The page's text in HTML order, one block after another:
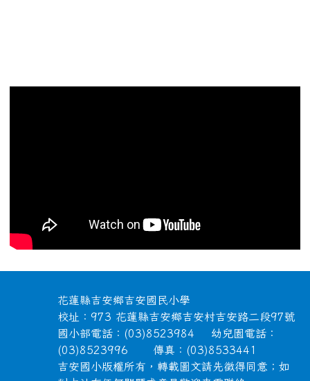
頁尾區域內容
花蓮縣吉安鄉吉安國民小學
校址：973 花蓮縣吉安鄉吉安村吉安路二段97號
國小部電話：(03)8523984 幼兒園電話：
(03)8523996 傳真：(03)8533441
吉安國小版權所有，轉載圖文請先徵得同意；如